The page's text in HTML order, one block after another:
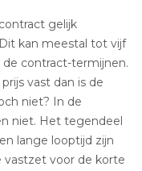
gelijk
kan meestal tot vijf
de contract-termijnen.
vast dan is de
niet? In de
niet. Het tegendeel
lange looptijd zijn
vastzet voor de korte